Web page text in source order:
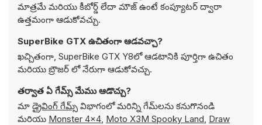
మాత్రమే మరియు కీబోర్డ్ లేదా మౌజ్ ఉంటే కంప్యూటర్ ద్వారా
ఉత్తమంగా ఆడుకోవచ్చు.
SuperBike GTX ఉచితంగా ఆడవచ్చా?
ఖచ్చితంగా, SuperBike GTX Y8లో ఆడటానికి పూర్తిగా ఉచితం
మరియు బ్రౌజర్ లో నేరుగా ఆడుకోవచ్చు.
తర్వాత ఏ గేమ్స్ మేము ఆడొచ్చు?
మా డ్రైవింగ్ గేమ్స్ విభాగంలో మరిన్ని గేమ్‌లను కనుగొనండి
మరియు Monster 4x4, Moto X3M Spooky Land, Draw